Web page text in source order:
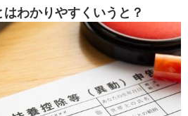
わかりやすくいうと？